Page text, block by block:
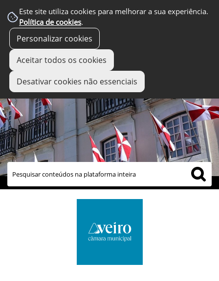
Este site utiliza cookies para melhorar a sua experiência.
Política de cookies.
Personalizar cookies
Aceitar todos os cookies
Desativar cookies não essenciais
links úteis